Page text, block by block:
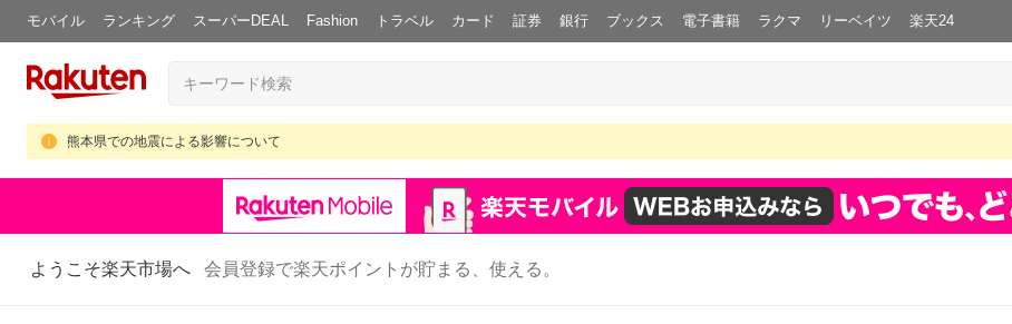
モバイル ランキング スーパーDEAL Fashion トラベル カード 証券 銀行 ブックス 電子書籍 ラクマ リーベイツ 楽天24
熊本県での地震による影響について
ようこそ楽天市場へ 会員登録で楽天ポイントが貯まる、使える。